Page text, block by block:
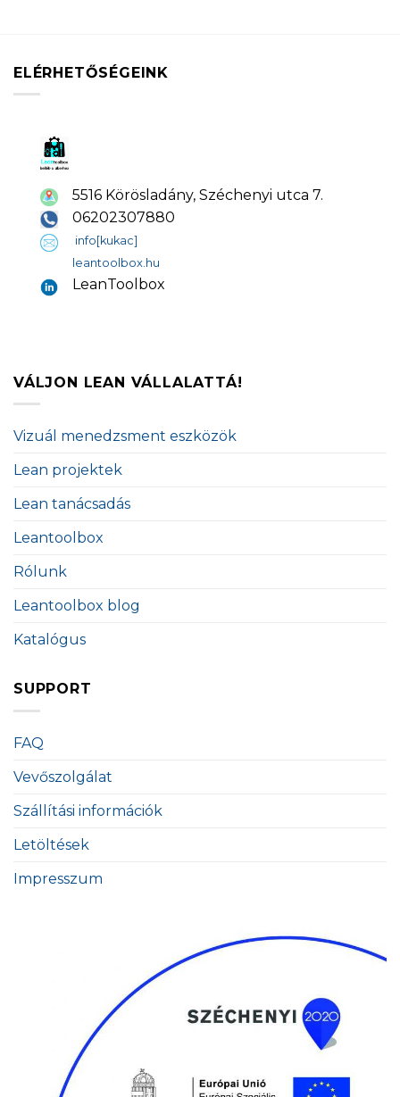
ELÉRHETŐSÉGEINK
5516 Körösladány, Széchenyi utca 7.
06202307880
info[kukac]
leantoolbox.hu
LeanToolbox
VÁLJON LEAN VÁLLALATTÁ!
Vizuál menedzsment eszközök
Lean projektek
Lean tanácsadás
Leantoolbox
Rólunk
Leantoolbox blog
Katalógus
SUPPORT
FAQ
Vevőszolgálat
Szállítási információk
Letöltések
Impresszum